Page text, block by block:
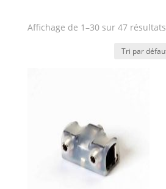
Affichage de 1–30 sur 47 résultats